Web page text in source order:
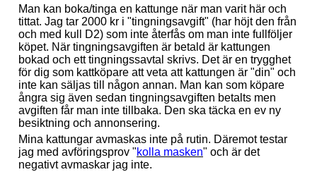
Man kan boka/tinga en kattunge när man varit här och
tittat. Jag tar 2000 kr i "tingningsavgift" (har höjt den från
och med kull D2) som inte återfås om man inte fullföljer
köpet. När tingningsavgiften är betald är kattungen
bokad och ett tingningssavtal skrivs. Det är en trygghet
för dig som kattköpare att veta att kattungen är "din" och
inte kan säljas till någon annan. Man kan som köpare
ångra sig även sedan tingningsavgiften betalts men
avgiften får man inte tillbaka. Den ska täcka en ev ny
besiktning och annonsering.
Mina kattungar avmaskas inte på rutin. Däremot testar
jag med avföringsprov "kolla masken" och är det
negativt avmaskar jag inte.